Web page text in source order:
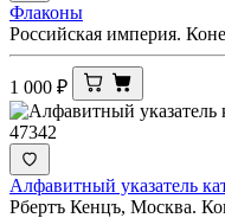
Флаконы
Российская империя.
1 000 ₽
47342
Алфавитный указатель
Рбертъ Кенцъ, Москва.